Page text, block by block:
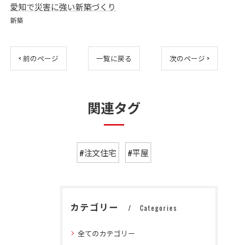
愛知で災害に強い新築づくり
新築
< 前のページ 一覧に戻る 次のページ >
関連タグ
#注文住宅 #平屋
カテゴリー Categories
全てのカテゴリー